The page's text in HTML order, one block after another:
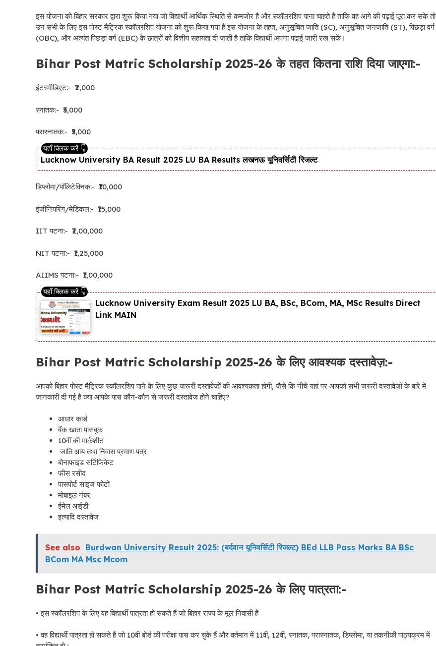
इस योजना को बिहार सरकार द्वारा शुरू किया गया जो विद्यार्थी आर्थिक स्थिति से कमजोर है और स्कॉलरशिप पाना चाहते हैं ताकि वह आगे की पढ़ाई पूरा कर सके तो
उन सभी के लिए इस पोस्ट मैट्रिक स्कॉलरशिप योजना को शुरू किया गया है इस योजना के तहत, अनुसूचित जाति (SC), अनुसूचित जनजाति (ST), पिछड़ा वर्ग
(OBC), और अत्यंत पिछड़ा वर्ग (EBC) के छात्रों को वित्तीय सहायता दी जाती है ताकि विद्यार्थी अपना पढाई जारी रख सकें।
Bihar Post Matric Scholarship 2025-26 के तहत कितना राशि दिया जाएगा:-
इंटरमीडिएट:- ₹2,000
स्नातक:- ₹5,000
परास्नातक:- ₹5,000
Lucknow University BA Result 2025 LU BA Results लखनऊ यूनिवर्सिटी रिजल्ट
डिप्लोमा/पॉलिटेक्निक:- ₹10,000
इंजीनियरिंग/मेडिकल:- ₹15,000
IIT पटना:- ₹2,00,000
NIT पटना:- ₹1,25,000
AIIMS पटना:- ₹1,00,000
Lucknow University Exam Result 2025 LU BA, BSc, BCom, MA, MSc Results Direct
Link MAIN
Bihar Post Matric Scholarship 2025-26 के लिए आवश्यक दस्तावेज़:-
आपको बिहार पोस्ट मैट्रिक स्कॉलरशिप पाने के लिए कुछ जरूरी दस्तावेजों की आवश्यकता होगी, जैसे कि नीचे यहां पर आपको सभी जरूरी दस्तावेजों के बारे में
जानकारी दी गई है क्या आपके पास कौन-कौन से जरूरी दस्तावेज होने चाहिए?
आधार कार्ड
बैंक खाता पासबुक
10वीं की मार्कशीट
जाति आय तथा निवास प्रमाण पत्र
बोनाफाइड सर्टिफिकेट
फीस रसीद
पासपोर्ट साइज फोटो
मोबाइल नंबर
ईमेल आईडी
इत्यादि दस्तावेज
See also Burdwan University Result 2025: (बर्दवान यूनिवर्सिटी रिजल्ट) BEd LLB Pass Marks BA BSc
BCom MA Msc Mcom
Bihar Post Matric Scholarship 2025-26 के लिए पात्रता:-
• इस स्कॉलरशिप के लिए वह विद्यार्थी पात्रता हो सकते हैं जो बिहार राज्य के मूल निवासी हैं
• वह विद्यार्थी पात्रता हो सकते हैं जो 10वीं बोर्ड की परीक्षा पास कर चुके हैं और वर्तमान में 11वीं, 12वीं, स्नातक, परास्नातक, डिप्लोमा, या तकनीकी पाठ्यक्रम में